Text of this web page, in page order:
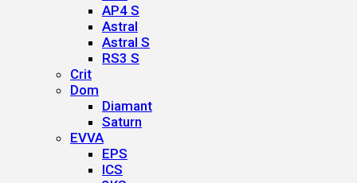
AP4 S
Astral
Astral S
RS3 S
Crit
Dom
Diamant
Saturn
EVVA
EPS
ICS